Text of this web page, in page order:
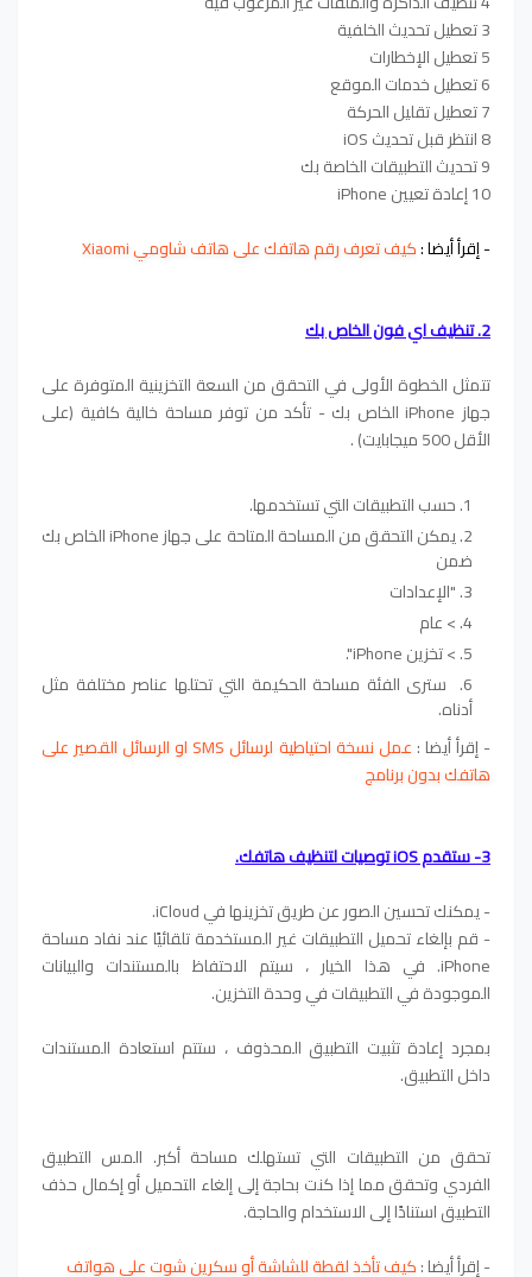
3 تعطيل تحديث الخلفية
5 تعطيل الإخطارات
6 تعطيل خدمات الموقع
7 تعطيل تقليل الحركة
8 انتظر قبل تحديث iOS
9 تحديث التطبيقات الخاصة بك
10 إعادة تعيين iPhone
- إقرأ أيضا :كيف تعرف رقم هاتفك على هاتف شاومي Xiaomi
2. تنظيف اي فون الخاص بك
تتمثل الخطوة الأولى في التحقق من السعة التخزينية المتوفرة على
جهاز iPhone الخاص بك - تأكد من توفر مساحة خالية كافية (على
الأقل 500 ميجابايت) .
حسب التطبيقات التي تستخدمها.
يمكن التحقق من المساحة المتاحة على جهاز iPhone الخاص بك
ضمن
"الإعدادات
> عام
> تخزين iPhone".
سترى الفئة مساحة الحكيمة التي تحتلها عناصر مختلفة مثل
أدناه.
- إقرأ أيضا :
عمل نسخة احتياطية لرسائل SMS او الرسائل القصير على
هاتفك بدون برنامج
3- ستقدم iOS توصيات لتنظيف هاتفك.
- يمكنك تحسين الصور عن طريق تخزينها في iCloud.
- قم بإلغاء تحميل التطبيقات غير المستخدمة تلقائيًا عند نفاد مساحة
iPhone. في هذا الخيار ، سيتم الاحتفاظ بالمستندات والبيانات
الموجودة في التطبيقات في وحدة التخزين.
بمجرد إعادة تثبيت التطبيق المحذوف ، ستتم استعادة المستندات
داخل التطبيق.
تحقق من التطبيقات التي تستهلك مساحة أكبر. المس التطبيق
الفردي وتحقق مما إذا كنت بحاجة إلى إلغاء التحميل أو إكمال حذف
التطبيق استنادًا إلى الاستخدام والحاجة.
- إقرأ أيضا :كيف تأخذ لقطة للشاشة أو سكرين شوت على هواتف